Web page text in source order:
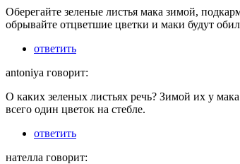
Оберегайте зеленые листья мака зимой,
обрывайте отцветшие цветки и маки будут
ответить
antoniya говорит:
О каких зеленых листьях речь? Зимой их у
всего один цветок на стебле.
ответить
нателла говорит: